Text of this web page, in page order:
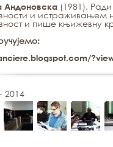
Андоновска(1981). Ради
и истраживањем
и пише књижевну
2014